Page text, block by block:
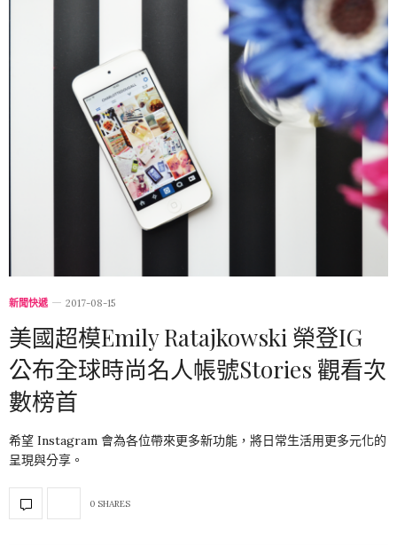
新聞快遞 2017-08-15
美國超模Emily Ratajkowski 榮登IG
公布全球時尚名人帳號Stories 觀看次
數榜首
希望 Instagram 會為各位帶來更多新功能，將日常生活用更多元化的
呈現與分享。
0 SHARES